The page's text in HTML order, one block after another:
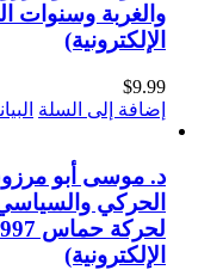
والغربة وسنوات
الإلكترونية)
$9.99
إضافة إلى السلة
د. موسى أبو
الحركي
الإلكترونية)